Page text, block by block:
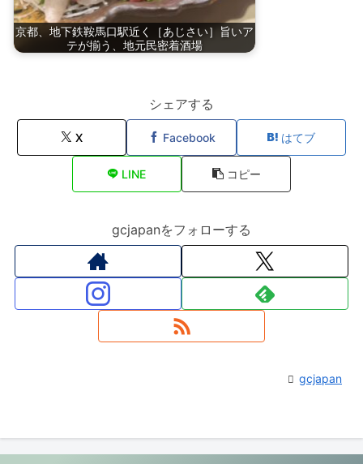
京都、地下鉄鞍馬口駅近く［あじさい］旨いア
テが揃う、地元民密着酒場
シェアする
X Facebook はてブ
LINE コピー
gcjapanをフォローする
gcjapan